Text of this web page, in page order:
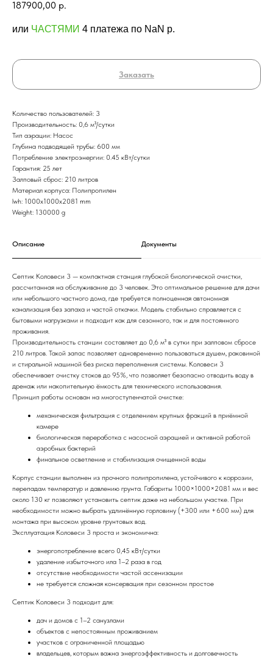
187900,00 р.
или ЧАСТЯМИ 4 платежа по NaN p.
Заказать
Количество пользователей: 3
Производительность: 0,6 м³/сутки
Тип аэрации: Насос
Глубина подводящей трубы: 600 мм
Потребление электроэнергии: 0.45 кВт/сутки
Гарантия: 25 лет
Залповый сброс: 210 литров
Материал корпуса: Полипропилен
lwh: 1000x1000x2081 mm
Weight: 130000 g
Описание Документы
Септик Коловеси 3 — компактная станция глубокой биологической очистки,
рассчитанная на обслуживание до 3 человек. Это оптимальное решение для дачи
или небольшого частного дома, где требуется полноценная автономная
канализация без запаха и частой откачки. Модель стабильно справляется с
бытовыми нагрузками и подходит как для сезонного, так и для постоянного
проживания.
Производительность станции составляет до 0,6 м³ в сутки при залповом сбросе
210 литров. Такой запас позволяет одновременно пользоваться душем, раковиной
и стиральной машиной без риска переполнения системы. Коловеси 3
обеспечивает очистку стоков до 95%, что позволяет безопасно отводить воду в
дренаж или накопительную ёмкость для технического использования.
Принцип работы основан на многоступенчатой очистке:
механическая фильтрация с отделением крупных фракций в приёмной
камере
биологическая переработка с насосной аэрацией и активной работой
аэробных бактерий
финальное осветление и стабилизация очищенной воды
Корпус станции выполнен из прочного полипропилена, устойчивого к коррозии,
перепадам температур и давлению грунта. Габариты 1000×1000×2081 мм и вес
около 130 кг позволяют установить септик даже на небольшом участке. При
необходимости можно выбрать удлинённую горловину (+300 или +600 мм) для
монтажа при высоком уровне грунтовых вод.
Эксплуатация Коловеси 3 проста и экономична:
энергопотребление всего 0,45 кВт/сутки
удаление избыточного ила 1–2 раза в год
отсутствие необходимости частой ассенизации
не требуется сложная консервация при сезонном простое
Септик Коловеси 3 подходит для:
дач и домов с 1–2 санузлами
объектов с непостоянным проживанием
участков с ограниченной площадью
владельцев, которым важна энергоэффективность и долговечность